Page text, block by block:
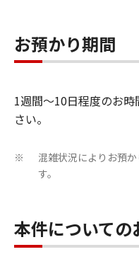
お預かり期間
1週間～10日程度のお
さい。
※
混雑状況によりお預
す。
本件について